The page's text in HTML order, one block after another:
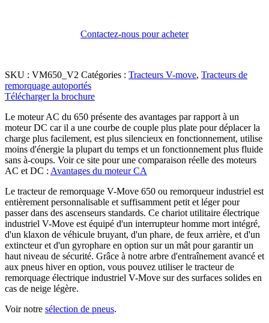
Contactez-nous pour acheter
SKU : VM650_V2 Catégories : Tracteurs V-move, Tracteurs de
remorquage autoportés
Télécharger la brochure
Le moteur AC du 650 présente des avantages par rapport à un
moteur DC car il a une courbe de couple plus plate pour déplacer la
charge plus facilement, est plus silencieux en fonctionnement, utilise
moins d'énergie la plupart du temps et un fonctionnement plus fluide
sans à-coups. Voir ce site pour une comparaison réelle des moteurs
AC et DC : Avantages du moteur CA
Le tracteur de remorquage V-Move 650 ou remorqueur industriel est
entièrement personnalisable et suffisamment petit et léger pour
passer dans des ascenseurs standards. Ce chariot utilitaire électrique
industriel V-Move est équipé d'un interrupteur homme mort intégré,
d'un klaxon de véhicule bruyant, d'un phare, de feux arrière, et d'un
extincteur et d'un gyrophare en option sur un mât pour garantir un
haut niveau de sécurité. Grâce à notre arbre d'entraînement avancé et
aux pneus hiver en option, vous pouvez utiliser le tracteur de
remorquage électrique industriel V-Move sur des surfaces solides en
cas de neige légère.
Voir notre sélection de pneus.